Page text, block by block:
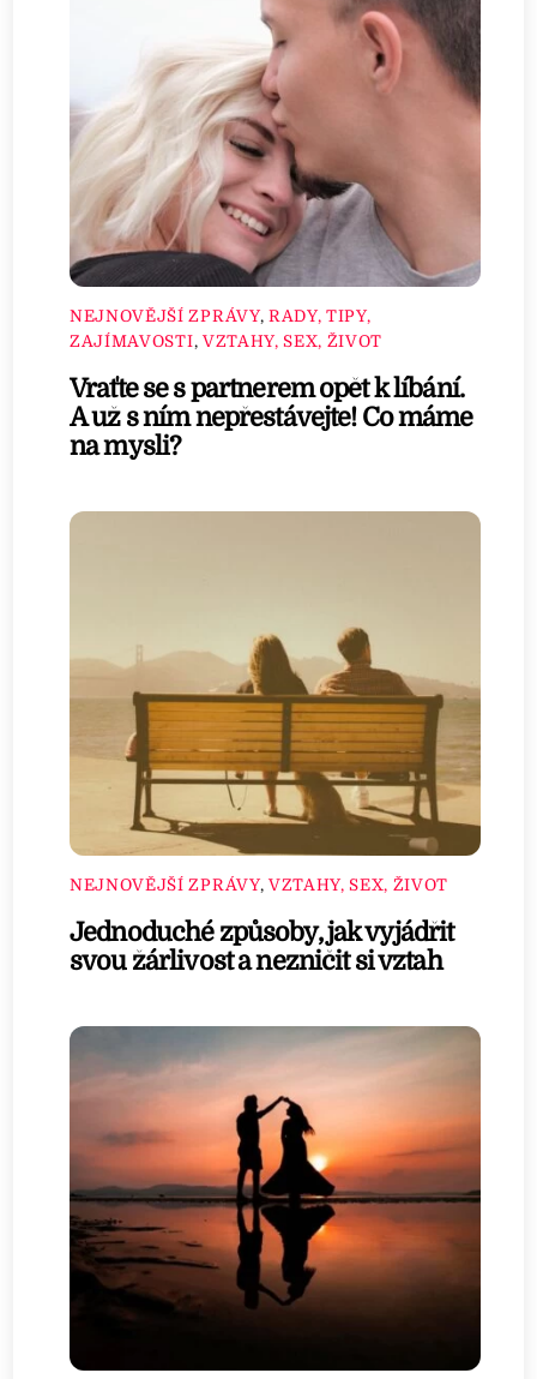
NEJNOVĚJŠÍ ZPRÁVY, RADY, TIPY,
ZAJÍMAVOSTI, VZTAHY, SEX, ŽIVOT
Vraťte se s partnerem opět k líbání.
A už s ním nepřestávejte! Co máme
na mysli?
NEJNOVĚJŠÍ ZPRÁVY, VZTAHY, SEX, ŽIVOT
Jednoduché způsoby, jak vyjádřit
svou žárlivost a nezničit si vztah